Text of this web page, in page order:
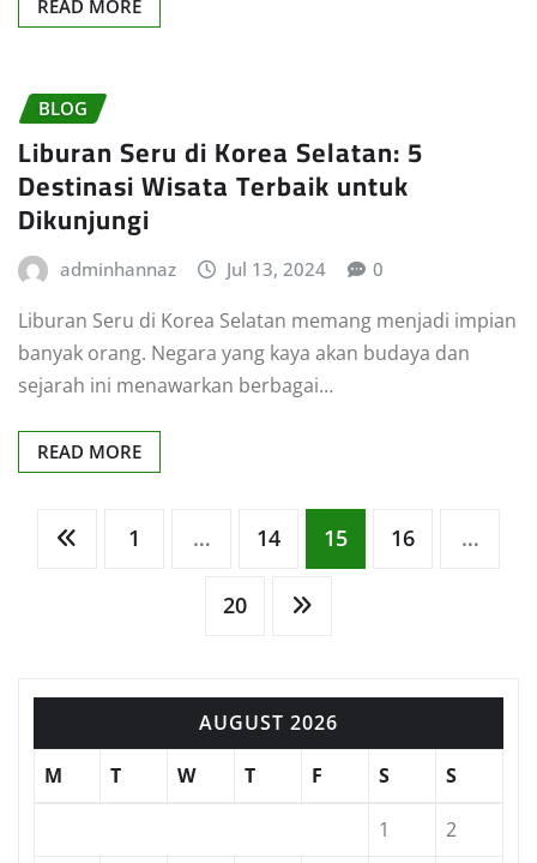
READ MORE
BLOG
Liburan Seru di Korea Selatan: 5
Destinasi Wisata Terbaik untuk
Dikunjungi
adminhannaz Jul 13, 2024 0
Liburan Seru di Korea Selatan memang menjadi impian
banyak orang. Negara yang kaya akan budaya dan
sejarah ini menawarkan berbagai…
READ MORE
Posts
pagination
1 … 14 15 16 …
20
AUGUST 2026
M
T W T F S S
1 2